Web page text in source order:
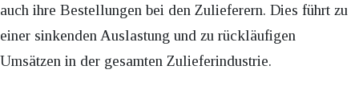
auch ihre Bestellungen bei den Zulieferern. Dies führt zu
einer sinkenden Auslastung und zu rückläufigen
Umsätzen in der gesamten Zulieferindustrie.